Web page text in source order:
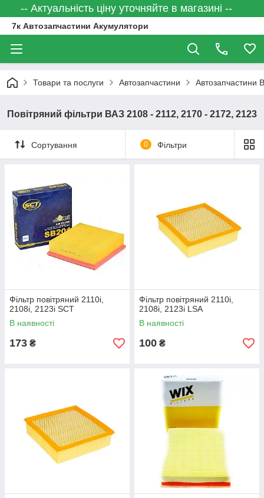
-- Актуальність ціну уточняйте в магазині --
7к Автозапчастини Акумулятори
Товари та послуги Автозапчастини Автозапчастини
Повітряний фільтри ВАЗ 2108 - 2112, 2170 - 2172, 2123
Сортування 0 Фільтри
Фільтр повітряний 2110i,
2108i, 2123i SCT
В наявності
173 ₴
Фільтр повітряний 2110i,
2108i, 2123i LSA
В наявності
100 ₴